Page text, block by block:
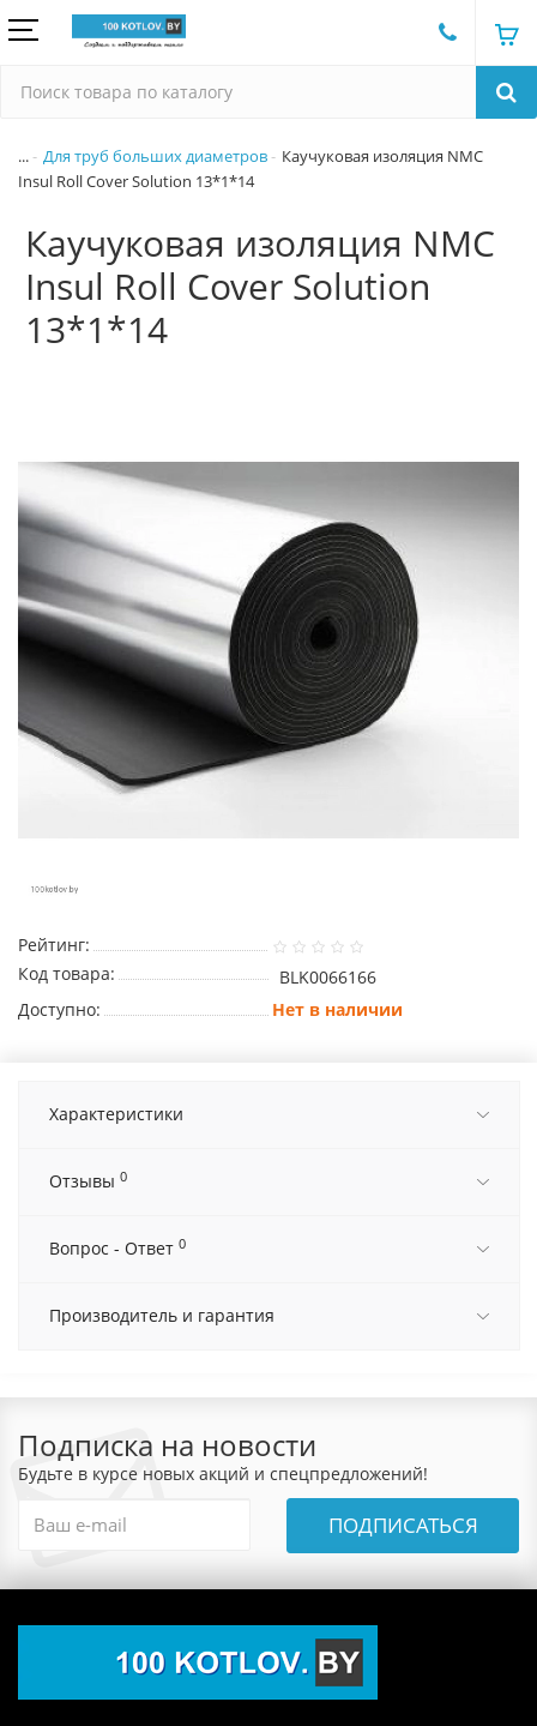
... Для труб больших диаметров
Каучуковая изоляция NMC
Insul Roll Cover Solution 13*1*14
Каучуковая изоляция NMC
Insul Roll Cover Solution
13*1*14
Рейтинг:
Код товара:
BLK0066166
Доступно:
Нет в наличии
Характеристики
Отзывы 0
Вопрос - Ответ 0
Производитель и гарантия
Подписка на новости
Будьте в курсе новых акций и спецпредложений!
ПОДПИСАТЬСЯ